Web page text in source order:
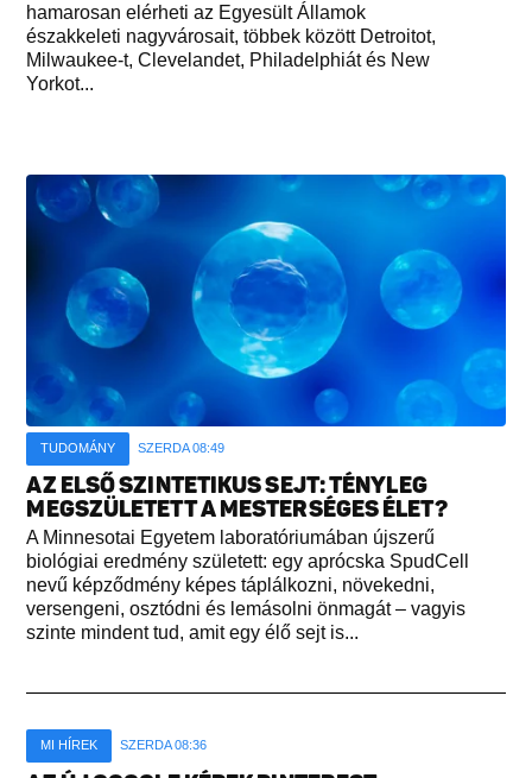
hamarosan elérheti az Egyesült Államok
északkeleti nagyvárosait, többek között Detroitot,
Milwaukee-t, Clevelandet, Philadelphiát és New
Yorkot...
TUDOMÁNY SZERDA 08:49
AZ ELSŐ SZINTETIKUS SEJT: TÉNYLEG
MEGSZÜLETETT A MESTERSÉGES ÉLET?
A Minnesotai Egyetem laboratóriumában újszerű
biológiai eredmény született: egy aprócska SpudCell
nevű képződmény képes táplálkozni, növekedni,
versengeni, osztódni és lemásolni önmagát – vagyis
szinte mindent tud, amit egy élő sejt is...
MI HÍREK SZERDA 08:36